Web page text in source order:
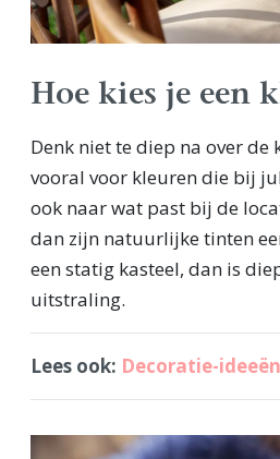
Hoe kies je een
Denk niet te diep na over
vooral voor kleuren die bij
ook naar wat past bij de
dan zijn natuurlijke tinten
een statig kasteel, dan is
uitstraling.
Lees ook: Decoratie-